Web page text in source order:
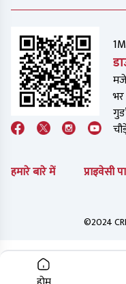
हमारे बारे में प्राइवेसी
©2024